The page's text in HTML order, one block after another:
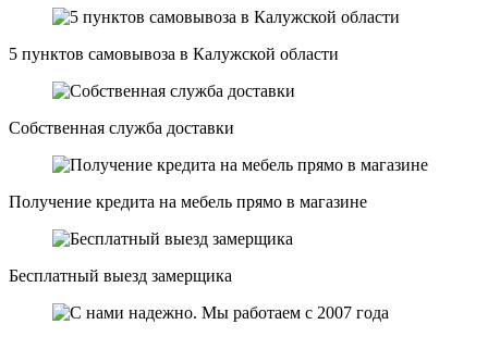
5 пунктов самовывоза в Калужской области
Собственная служба доставки
Получение кредита на мебель прямо в магазине
Бесплатный выезд замерщика